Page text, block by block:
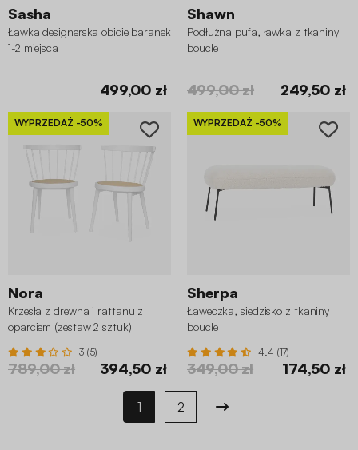
Sasha
Ławka designerska obicie baranek
1-2 miejsca
499,00 zł
Shawn
Podłużna pufa, ławka z tkaniny
boucle
499,00 zł 249,50 zł
WYPRZEDAŻ -50%
Nora
Krzesła z drewna i rattanu z
oparciem (zestaw 2 sztuk)
3 (5)
789,00 zł 394,50 zł
WYPRZEDAŻ -50%
Sherpa
Ławeczka, siedzisko z tkaniny
boucle
4.4 (17)
349,00 zł 174,50 zł
1 2